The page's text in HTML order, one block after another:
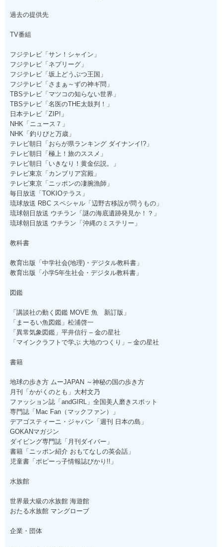
過去の提供先
TV番組
フジテレビ「サン！シャイン」
フジテレビ「ネプリーグ」
フジテレビ「坂上どうぶつ王国」
フジテレビ「さまぁ～ずの神ギ問」
TBSテレビ「マツコの知らない世界」
TBSテレビ「名医のTHE太鼓判！」
日本テレビ「ZIP!」
NHK「ニュース７」
NHK「釣りびと万歳」
テレビ朝日「おらが県ランキング ダイナンイ!?」
テレビ朝日「極上！旅のススメ」
テレビ朝日「いきなり！黄金伝説。」
テレビ東京「カンブリア宮殿」
テレビ東京「ニッポンの凄腕漁師」
毎日放送「TOKIOテラス」
琉球放送 RBC スペシャル「辺野古移設が問うもの」
琉球朝日放送 ウチラン「謎の海底遺跡発見か！？」
琉球朝日放送 ウチラン「沖縄のミステリー」
教科書
教育出版「中学社会(地理)・デジタル教科書」
教育出版「小学5年生社会・デジタル教科書」
図鑑
「講談社の動く図鑑 MOVE 魚 新訂版」
「まーるい魚図鑑」松浦啓一
「異常気象図鑑」平井信行 – 金の星社
「マインクラフトで学ぶ 大地のつくり」– 金の星社
書籍
地球の歩き方 ムーJAPAN ～神秘の国の歩き方
月刊「かがくのとも」大村文乃
ファッション誌「andGIRL」全国美人磨きスポット
専門誌「Mac Fan（マックファン）」
デアゴスティーニ・ジャパン「週刊 日本の島」
GOKANマガジン
ダイビング専門誌「月刊ダイバー」
書籍「ニッポン紹介 おもてなしの英会話」
児童書「ポピーっ子情報誌ぴかり!!」
水族館
世界最大級の水族館 海遊館
おたる水族館 マングローブ
企業・団体